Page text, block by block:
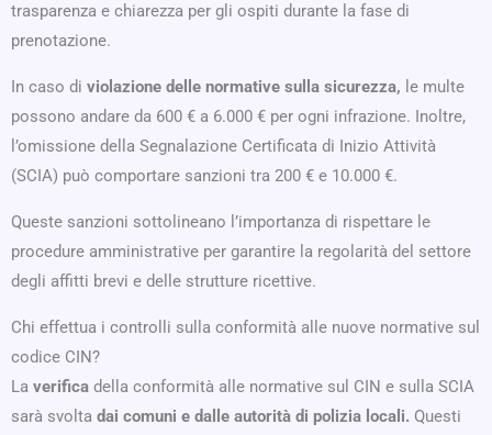
trasparenza e chiarezza per gli ospiti durante la fase di
prenotazione.
In caso di violazione delle normative sulla sicurezza, le multe
possono andare da 600 € a 6.000 € per ogni infrazione. Inoltre,
l’omissione della Segnalazione Certificata di Inizio Attività
(SCIA) può comportare sanzioni tra 200 € e 10.000 €.
Queste sanzioni sottolineano l’importanza di rispettare le
procedure amministrative per garantire la regolarità del settore
degli affitti brevi e delle strutture ricettive.
Chi effettua i controlli sulla conformità alle nuove normative sul
codice CIN?
La verifica della conformità alle normative sul CIN e sulla SCIA
sarà svolta dai comuni e dalle autorità di polizia locali. Questi